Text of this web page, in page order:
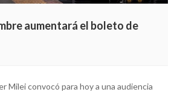
aumentará el boleto de
Milei convocó para hoy a una audiencia